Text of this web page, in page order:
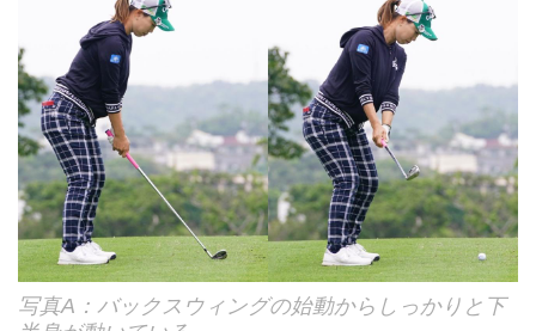
写真A：バックスウィングの始動からしっかりと下